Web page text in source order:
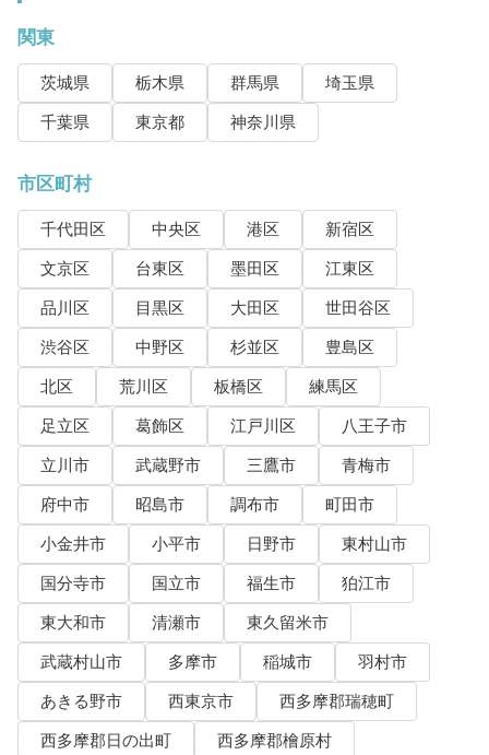
関東
茨城県 栃木県 群馬県
埼玉県
千葉県
東京都 神奈川県
市区町村
千代田区 中央区 港区
新宿区
文京区
台東区 墨田区
江東区
品川区
目黒区 大田区
世田谷区
渋谷区
中野区 杉並区
豊島区
北区
荒川区 板橋区
練馬区
足立区
葛飾区 江戸川区
八王子市
立川市
武蔵野市 三鷹市
青梅市
府中市
昭島市 調布市
町田市
小金井市
小平市 日野市
東村山市
国分寺市
国立市 福生市
狛江市
東大和市
清瀬市
東久留米市
武蔵村山市
多摩市 稲城市
羽村市
あきる野市
西東京市
西多摩郡瑞穂町
西多摩郡日の出町
西多摩郡檜原村